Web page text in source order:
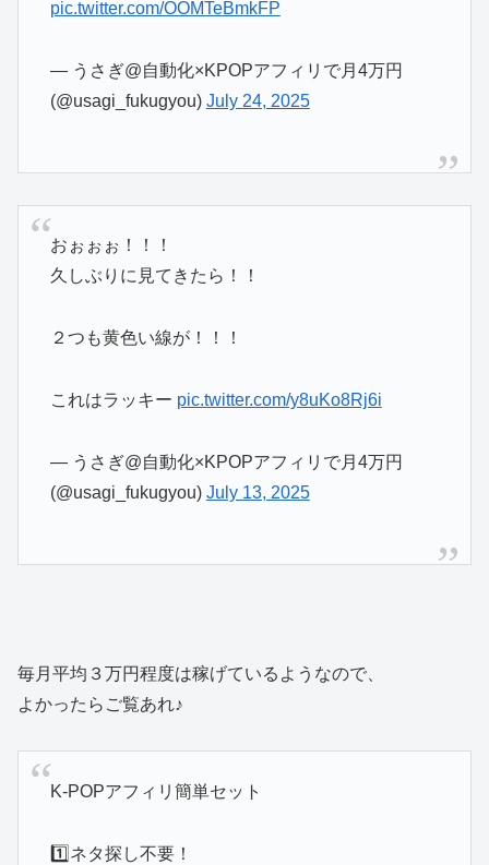
pic.twitter.com/OOMTeBmkFP
— うさぎ@自動化×KPOPアフィリで月4万円
(@usagi_fukugyou) July 24, 2025
おぉぉぉ！！！
久しぶりに見てきたら！！
２つも黄色い線が！！！
これはラッキー pic.twitter.com/y8uKo8Rj6i
— うさぎ@自動化×KPOPアフィリで月4万円
(@usagi_fukugyou) July 13, 2025
毎月平均３万円程度は稼げているようなので、
よかったらご覧あれ♪
K-POPアフィリ簡単セット
1️⃣ネタ探し不要！